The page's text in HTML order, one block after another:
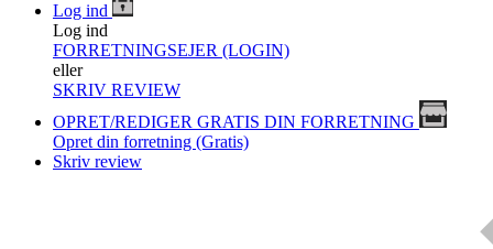
Log ind
Log ind
FORRETNINGSEJER (LOGIN)
eller
SKRIV REVIEW
OPRET/REDIGER GRATIS DIN FORRETNING
Opret din forretning (Gratis)
Skriv review